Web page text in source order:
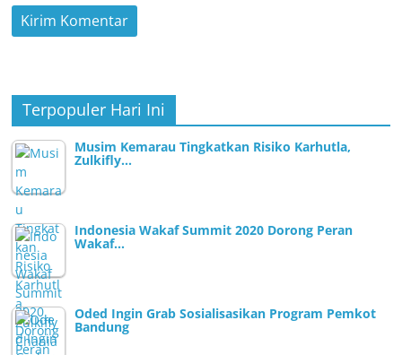
Terpopuler Hari Ini
Musim Kemarau Tingkatkan Risiko Karhutla,
Zulkifly…
Indonesia Wakaf Summit 2020 Dorong Peran
Wakaf…
Oded Ingin Grab Sosialisasikan Program Pemkot
Bandung